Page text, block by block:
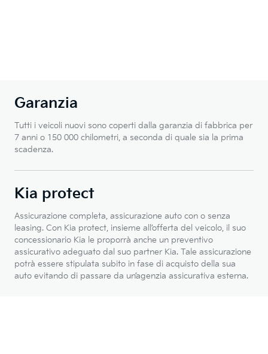
Garanzia
Tutti i veicoli nuovi sono coperti dalla garanzia di fabbrica per
7 anni o 150 000 chilometri, a seconda di quale sia la prima
scadenza.
Kia protect
Assicurazione completa, assicurazione auto con o senza
leasing. Con Kia protect, insieme all’offerta del veicolo, il suo
concessionario Kia le proporrà anche un preventivo
assicurativo adeguato dal suo partner Kia. Tale assicurazione
potrà essere stipulata subito in fase di acquisto della sua
auto evitando di passare da un’agenzia assicurativa esterna.